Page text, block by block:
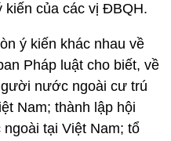
kiến của các vị ĐBQH.
ý kiến khác nhau về
Pháp luật cho biết, về
nước ngoài cư trú
Nam; thành lập hội
tại Việt Nam; tổ